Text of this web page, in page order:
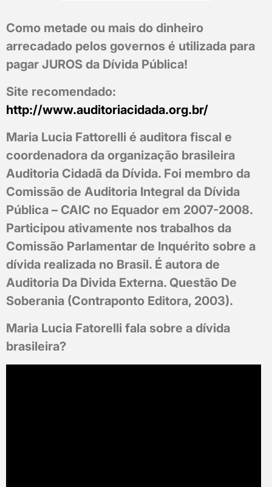
Como metade ou mais do dinheiro
arrecadado pelos governos é utilizada para
pagar JUROS da Dívida Pública!
Site recomendado:
http://www.auditoriacidada.org.br/
Maria Lucia Fattorelli é auditora fiscal e
coordenadora da organização brasileira
Auditoria Cidadã da Dívida. Foi membro da
Comissão de Auditoria Integral da Dívida
Pública – CAIC no Equador em 2007-2008.
Participou ativamente nos trabalhos da
Comissão Parlamentar de Inquérito sobre a
dívida realizada no Brasil. É autora de
Auditoria Da Divida Externa. Questão De
Soberania (Contraponto Editora, 2003).
Maria Lucia Fatorelli fala sobre a dívida
brasileira?